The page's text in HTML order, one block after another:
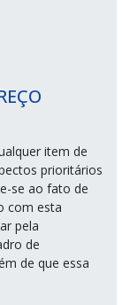
item de
prioritários
se ao fato de
com esta
pela
de
de que essa